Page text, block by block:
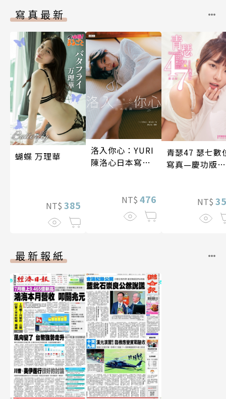
寫真最新
蝴蝶 万理華
NT$ 385
洛入你心：YURI
陳洛心日本寫真
NT$ 476
青瑟47 瑟七數
寫真—慶功版
NT$
最新報紙